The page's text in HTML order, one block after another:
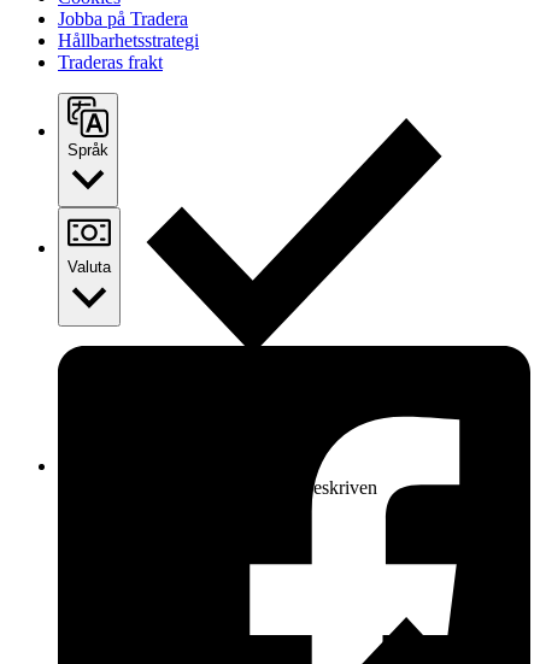
Ersättning om varan inte är som beskriven
Jobba på Tradera
Hållbarhetsstrategi
Traderas frakt
Språk
Valuta